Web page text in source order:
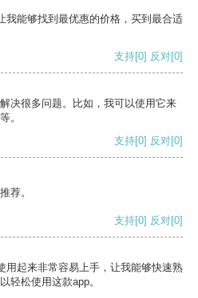
我能够找到最优惠的价格，买到最合适
支持[0] 反对[0]
决很多问题。比如，我可以使用它来
。
支持[0] 反对[0]
荐。
支持[0] 反对[0]
用起来非常容易上手，让我能够快速熟
轻松使用这款app。